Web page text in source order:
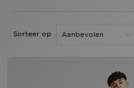
Sorteer op